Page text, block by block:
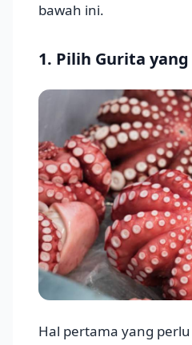
bawah ini.
1. Pilih Gurita yang
Hal pertama yang